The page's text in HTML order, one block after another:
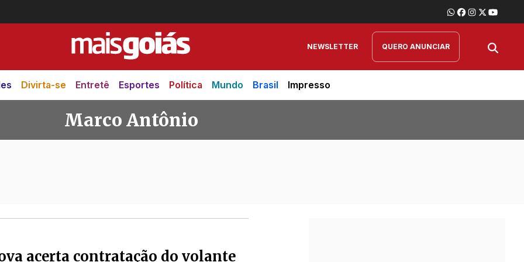
NEWSLETTER QUERO ANUNCIAR
Divirta-se Entretê Esportes Política Mundo Brasil Impresso
Marco Antônio
acerta contratação do volante